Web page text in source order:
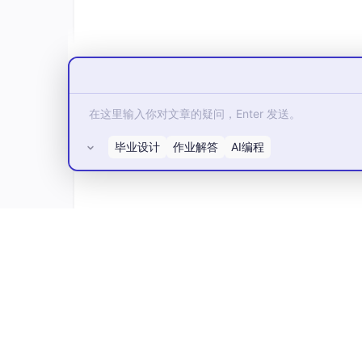
毕业设计 作业解答 AI编程